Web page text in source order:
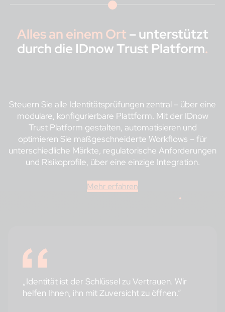
Alles an einem Ort – unterstützt
durch die IDnow Trust Platform.
Steuern Sie alle Identitätsprüfungen zentral – über eine
modulare, konfigurierbare Plattform. Mit der IDnow
Trust Platform gestalten, automatisieren und
optimieren Sie maßgeschneiderte Workflows – für
unterschiedliche Märkte, regulatorische Anforderungen
und Risikoprofile, über eine einzige Integration.
Mehr erfahren
„Identität ist der Schlüssel zu Vertrauen. Wir
helfen Ihnen, ihn mit Zuversicht zu öffnen.”